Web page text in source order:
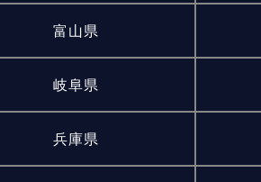
富山県
岐阜県
兵庫県